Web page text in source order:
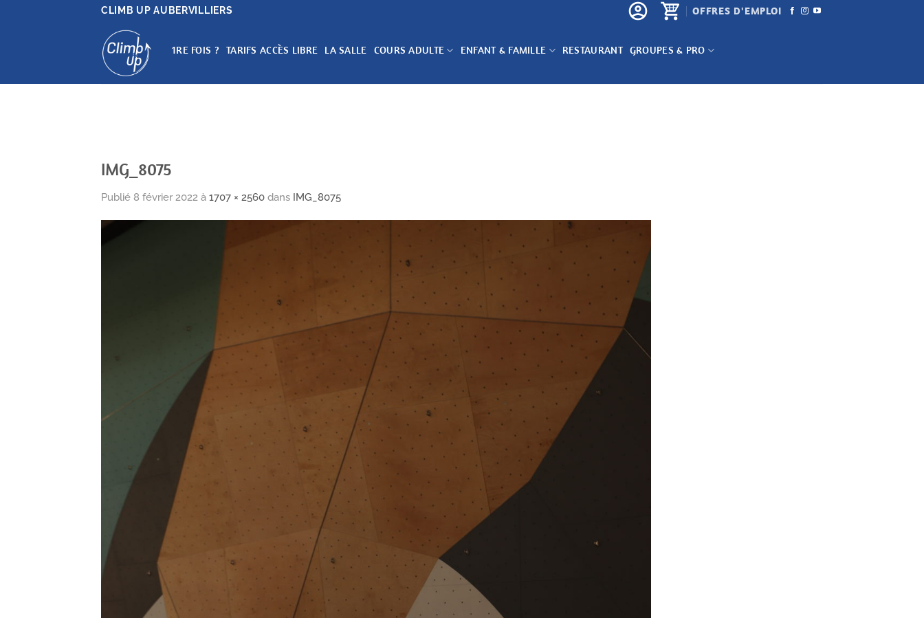
CLIMB UP AUBERVILLIERS OFFRES D'EMPLOI
1RE FOIS ? TARIFS ACCÈS LIBRE LA SALLE COURS ADULTE ENFANT & FAMILLE RESTAURANT GROUPES & PRO
IMG_8075
Publié 8 février 2022 à 1707 × 2560 dans IMG_8075